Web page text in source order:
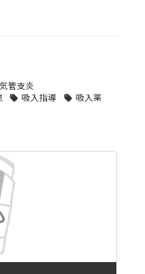
管支炎
吸入指導
吸入薬